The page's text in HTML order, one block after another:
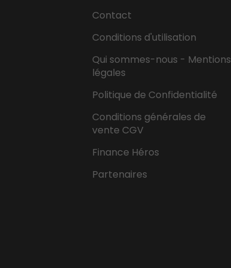
Contact
Conditions d'utilisation
Qui sommes-nous - Mentions
légales
Politique de Confidentialité
Conditions générales de
vente CGV
Finance Héros
Partenaires